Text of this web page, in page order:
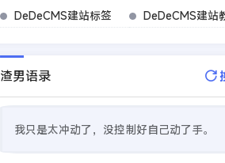
DeDeCMS建站标签 DeDeCMS建站
渣男语录
我只是太冲动了，没控制好自己动了手。